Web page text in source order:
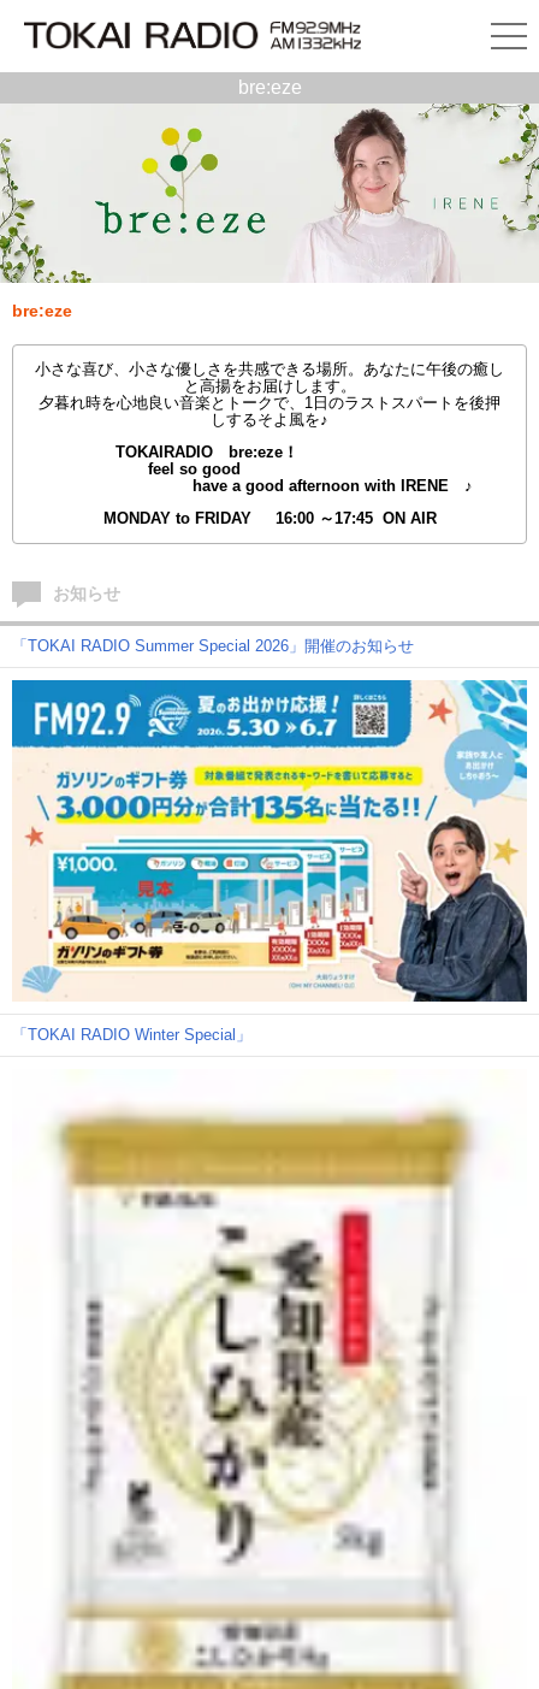
bre:eze
bre:eze
小さな喜び、小さな優しさを共感できる場所。あなたに午後の癒し
と高揚をお届けします。
夕暮れ時を心地良い音楽とトークで、1日のラストスパートを後押
しするそよ風を♪
TOKAIRADIO bre:eze！
feel so good
have a good afternoon with IRENE ♪
MONDAY to FRIDAY 16:00 ～17:45 ON AIR
お知らせ
「TOKAI RADIO Summer Special 2026」開催のお知らせ
「TOKAI RADIO Winter Special」